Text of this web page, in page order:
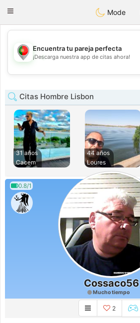
namoro
Toggle
Mode
💖
Encuentra tu pareja perfecta
¡Descarga nuestra app de citas ahora!
Citas Hombre Lisbon
31 años
Cacem
44 años
Loures
0.8/1
Cossaco56
Mucho tiempo
2